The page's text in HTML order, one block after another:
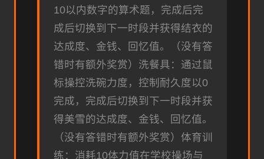
10以内数字的算术题，完成后完
成后切换到下一时段并获得结衣的
达成度、金钱、回忆值。（没有答
错时有额外奖赏） 洗餐具：通过鼠
标操控洗碗力度，控制耐久度以0
完成，完成后切换到下一时段并获
得美雪的达成度、金钱、回忆值。
（没有答错时有额外奖赏） 体育训
练：消耗10体力值在学校操场与